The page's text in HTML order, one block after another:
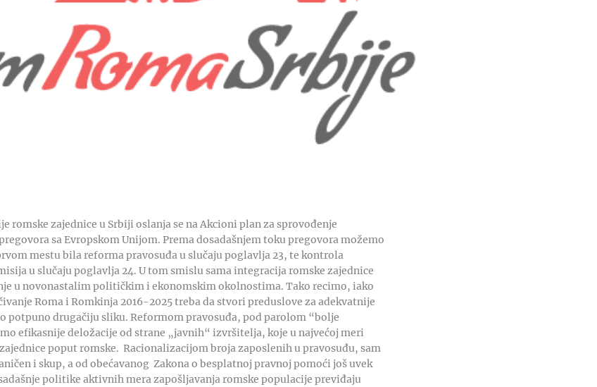
zajednice u Srbiji oslanja se na Akcioni plan za sprovođenje
sa Evropskom Unijom. Prema dosadašnjem toku pregovora možemo
mestu bila reforma pravosuđa u slučaju poglavlja 23, te kontrola
u slučaju poglavlja 24. U tom smislu sama integracija romske zajednice
u novonastalim političkim i ekonomskim okolnostima. Tako recimo, iako
Roma i Romkinja 2016-2025 treba da stvori preduslove za adekvatnije
potpuno drugačiju sliku. Reformom pravosuđa, pod parolom “bolje
efikasnije deložacije od strane „javnih“ izvršitelja, koje u najvećoj meri
poput romske. Racionalizacijom broja zaposlenih u pravosuđu, sam
i skup, a od obećavanog Zakona o besplatnoj pravnoj pomoći još uvek
politike aktivnih mera zapošljavanja romske populacije previđaju